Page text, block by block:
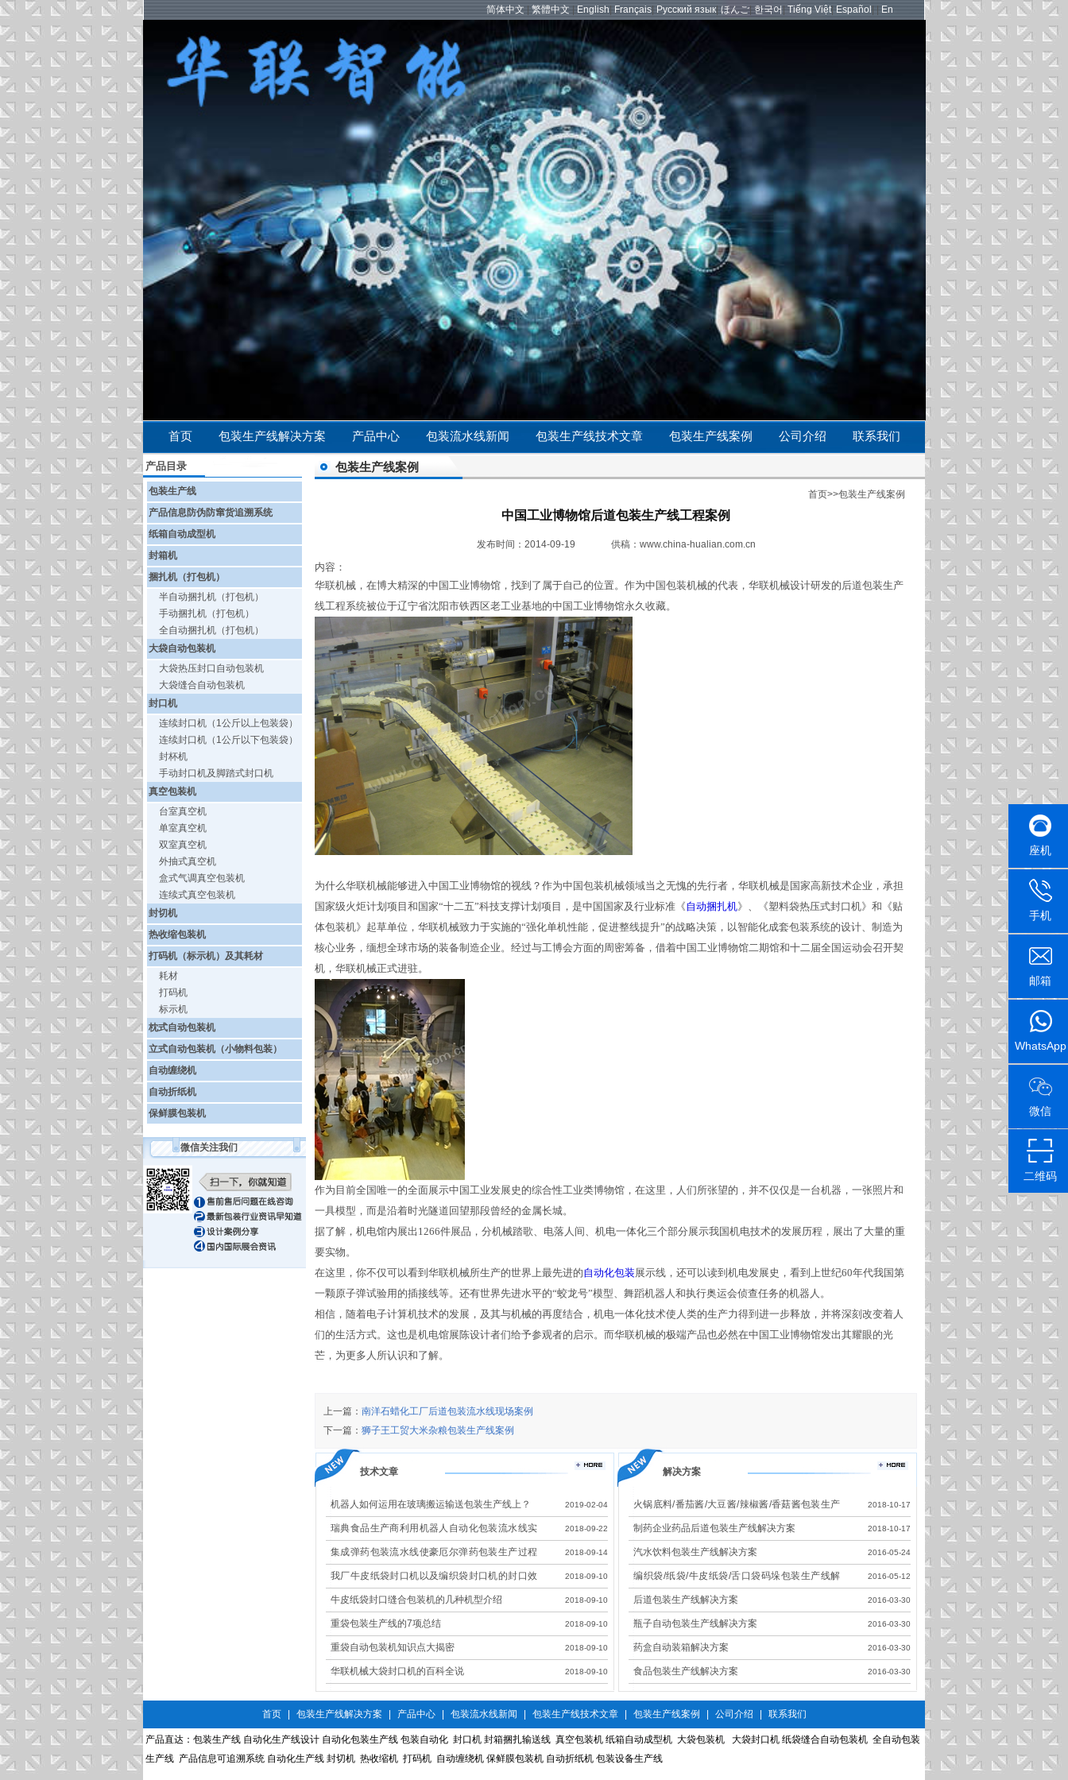
简体中文 繁體中文 English Français Русский язык ほんご|한국어 Tiếng Việt|Español En
首页 包装生产线解决方案 产品中心 包装流水线新闻 包装生产线技术文章 包装生产线案例 公司介绍 联系我们
产品目录
包装生产线
产品信息防伪防窜货追溯系统
纸箱自动成型机
封箱机
捆扎机（打包机）
半自动捆扎机（打包机）
手动捆扎机（打包机）
全自动捆扎机（打包机）
大袋自动包装机
大袋热压封口自动包装机
大袋缝合自动包装机
封口机
连续封口机（1公斤以上包装袋）
连续封口机（1公斤以下包装袋）
封杯机
手动封口机及脚踏式封口机
真空包装机
台室真空机
单室真空机
双室真空机
外抽式真空机
盒式气调真空包装机
连续式真空包装机
封切机
热收缩包装机
打码机（标示机）及其耗材
耗材
打码机
标示机
枕式自动包装机
立式自动包装机（小物料包装）
自动缠绕机
自动折纸机
保鲜膜包装机
微信关注我们
包装生产线案例
首页>>包装生产线案例
中国工业博物馆后道包装生产线工程案例
发布时间：2014-09-19 供稿： www.china-hualian.com.cn
内容：
华联机械，在博大精深的中国工业博物馆，找到了属于自己的位置。作为中国包装机械的代表，华联机械设计研发的后道包装生产
线工程系统被位于辽宁省沈阳市铁西区老工业基地的中国工业博物馆永久收藏。
为什么华联机械能够进入中国工业博物馆的视线？作为中国包装机械领域当之无愧的先行者，华联机械是国家高新技术企业，承担
国家级火炬计划项目和国家“十二五”科技支撑计划项目，是中国国家及行业标准《自动捆扎机》、《塑料袋热压式封口机》和《贴
体包装机》起草单位，华联机械致力于实施的“强化单机性能，促进整线提升”的战略决策，以智能化成套包装系统的设计、制造为
核心业务，缅想全球市场的装备制造企业。经过与工博会方面的周密筹备，借着中国工业博物馆二期馆和十二届全国运动会召开契
机，华联机械正式进驻。
作为目前全国唯一的全面展示中国工业发展史的综合性工业类博物馆，在这里，人们所张望的，并不仅仅是一台机器，一张照片和
一具模型，而是沿着时光隧道回望那段曾经的金属长城。
据了解，机电馆内展出1266件展品，分机械踏歌、电落人间、机电一体化三个部分展示我国机电技术的发展历程，展出了大量的重
要实物。
在这里，你不仅可以看到华联机械所生产的世界上最先进的自动化包装展示线，还可以读到机电发展史，看到上世纪60年代我国第
一颗原子弹试验用的插接线等。还有世界先进水平的“蛟龙号”模型、舞蹈机器人和执行奥运会侦查任务的机器人。
相信，随着电子计算机技术的发展，及其与机械的再度结合，机电一体化技术使人类的生产力得到进一步释放，并将深刻改变着人
们的生活方式。这也是机电馆展陈设计者们给予参观者的启示。而华联机械的极端产品也必然在中国工业博物馆发出其耀眼的光
芒，为更多人所认识和了解。
上一篇： 南洋石蜡化工厂后道包装流水线现场案例
下一篇： 狮子王工贸大米杂粮包装生产线案例
技术文章
机器人如何运用在玻璃搬运输送包装生产线上？ 2019-02-04
瑞典食品生产商利用机器人自动化包装流水线实
现高效改造
2018-09-22
集成弹药包装流水线使豪厄尔弹药包装生产过程
更安全
2018-09-14
我厂牛皮纸袋封口机以及编织袋封口机的封口效
果大展示
2018-09-10
牛皮纸袋封口缝合包装机的几种机型介绍 2018-09-10
重袋包装生产线的7项总结 2018-09-10
重袋自动包装机知识点大揭密 2018-09-10
华联机械大袋封口机的百科全说 2018-09-10
解决方案
火锅底料/番茄酱/大豆酱/辣椒酱/香菇酱包装生产
线解决方案
2018-10-17
制药企业药品后道包装生产线解决方案 2018-10-17
汽水饮料包装生产线解决方案 2016-05-24
编织袋/纸袋/牛皮纸袋/舌口袋码垛包装生产线解
决方案
2016-05-12
后道包装生产线解决方案 2016-03-30
瓶子自动包装生产线解决方案 2016-03-30
药盒自动装箱解决方案 2016-03-30
食品包装生产线解决方案 2016-03-30
首页 包装生产线解决方案 产品中心 包装流水线新闻 包装生产线技术文章 包装生产线案例 公司介绍 联系我们
产品直达： 包装生产线 自动化生产线设计 自动化包装生产线 包装自动化 封口机 封箱捆扎输送线 真空包装机 纸箱自动成型机 大袋包装机 大袋封口机 纸袋缝合自动包装机 全自动包装
生产线 产品信息可追溯系统 自动化生产线 封切机 热收缩机 打码机 自动缠绕机 保鲜膜包装机 自动折纸机 包装设备生产线
座机
手机
邮箱
WhatsApp
微信
二维码